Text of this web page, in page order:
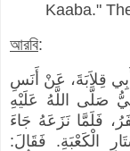
Kaaba."
আরবি:
قِلاَبَةَ، عَنْ أَنَسِ
صَلَّى اللَّهُ عَلَيْهِ
فَلَمَّا نَزَعَهُ جَاءَ
الْكَعْبَةِ. فَقَالَ: